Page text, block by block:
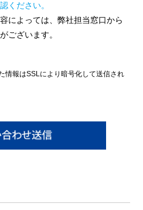
ください。
によっては、弊社担当窓口から
ございます。
情報はSSLにより暗号化して送信され